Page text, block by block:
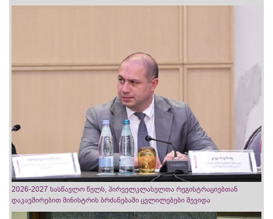
2026-2027 სასწავლო წელს, პირველკლასელთა რეგისტრაციებთან
დაკავშირებით მინისტრის ბრძანებაში ცვლილებები შევიდა